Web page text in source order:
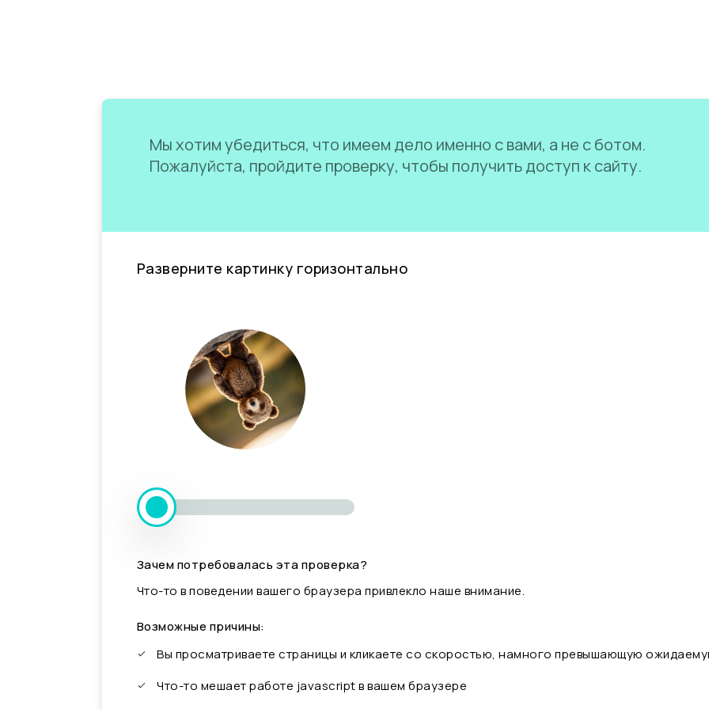
Мы хотим убедиться, что имеем дело именно с вами, а не с ботом.
Пожалуйста, пройдите проверку, чтобы получить доступ к сайту.
Разверните картинку горизонтально
Зачем потребовалась эта проверка?
Что-то в поведении вашего браузера привлекло наше внимание.
Возможные причины:
Вы просматриваете страницы и кликаете со скоростью, намного превышающую
Что-то мешает работе javascript в вашем браузере